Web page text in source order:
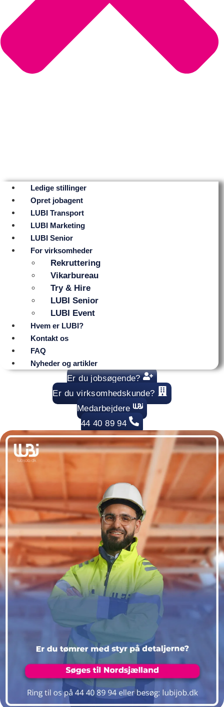
Ledige stillinger
Opret jobagent
LUBI Transport
LUBI Marketing
LUBI Senior
For virksomheder
Rekruttering
Vikarbureau
Try & Hire
LUBI Senior
LUBI Event
Hvem er LUBI?
Kontakt os
FAQ
Nyheder og artikler
Er du jobsøgende?
Er du virksomhedskunde?
Medarbejdere
44 40 89 94